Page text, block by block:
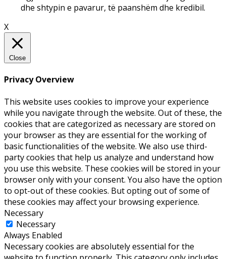
dhe shtypin e pavarur, të paanshëm dhe kredibil.
X
Close
Privacy Overview
This website uses cookies to improve your experience
while you navigate through the website. Out of these, the
cookies that are categorized as necessary are stored on
your browser as they are essential for the working of
basic functionalities of the website. We also use third-
party cookies that help us analyze and understand how
you use this website. These cookies will be stored in your
browser only with your consent. You also have the option
to opt-out of these cookies. But opting out of some of
these cookies may affect your browsing experience.
Necessary
Necessary
Always Enabled
Necessary cookies are absolutely essential for the